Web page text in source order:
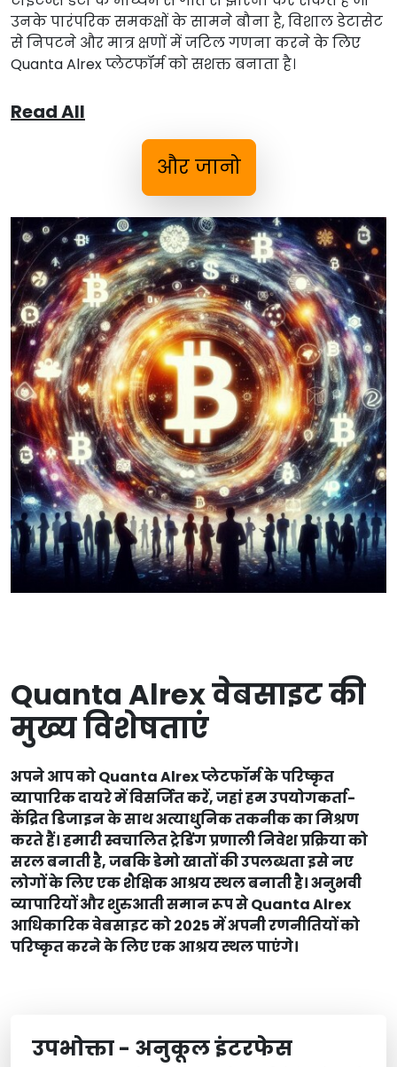
उनके पारंपरिक समकक्षों के सामने बौना है, विशाल डेटासेट
से निपटने और मात्र क्षणों में जटिल गणना करने के लिए
Quanta Alrex प्लेटफॉर्म को सशक्त बनाता है।
Read All
और जानो
Quanta Alrex वेबसाइट की
मुख्य विशेषताएं
अपने आप को Quanta Alrex प्लेटफॉर्म के परिष्कृत
व्यापारिक दायरे में विसर्जित करें, जहां हम उपयोगकर्ता-
केंद्रित डिजाइन के साथ अत्याधुनिक तकनीक का मिश्रण
करते हैं। हमारी स्वचालित ट्रेडिंग प्रणाली निवेश प्रक्रिया को
सरल बनाती है, जबकि डेमो खातों की उपलब्धता इसे नए
लोगों के लिए एक शैक्षिक आश्रय स्थल बनाती है। अनुभवी
व्यापारियों और शुरुआती समान रूप से Quanta Alrex
आधिकारिक वेबसाइट को 2025 में अपनी रणनीतियों को
परिष्कृत करने के लिए एक आश्रय स्थल पाएंगे।
उपभोक्ता - अनुकूल इंटरफेस